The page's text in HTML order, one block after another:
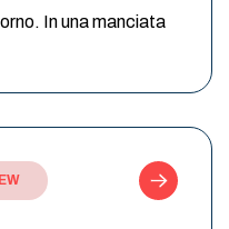
In una manciata